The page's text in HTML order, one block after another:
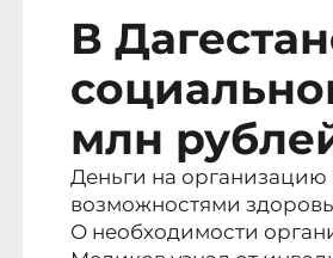
В
млн
Деньги на
возможностями
О необходимости